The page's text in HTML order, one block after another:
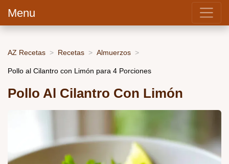
Menu
AZ Recetas Recetas Almuerzos
Pollo al Cilantro con Limón para 4 Porciones
Pollo Al Cilantro Con Limón